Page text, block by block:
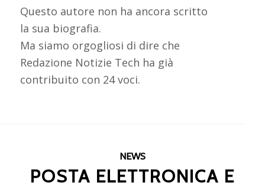
Questo autore non ha ancora scritto
la sua biografia.
Ma siamo orgogliosi di dire che
Redazione Notizie Tech ha già
contribuito con 24 voci.
NEWS
POSTA ELETTRONICA E